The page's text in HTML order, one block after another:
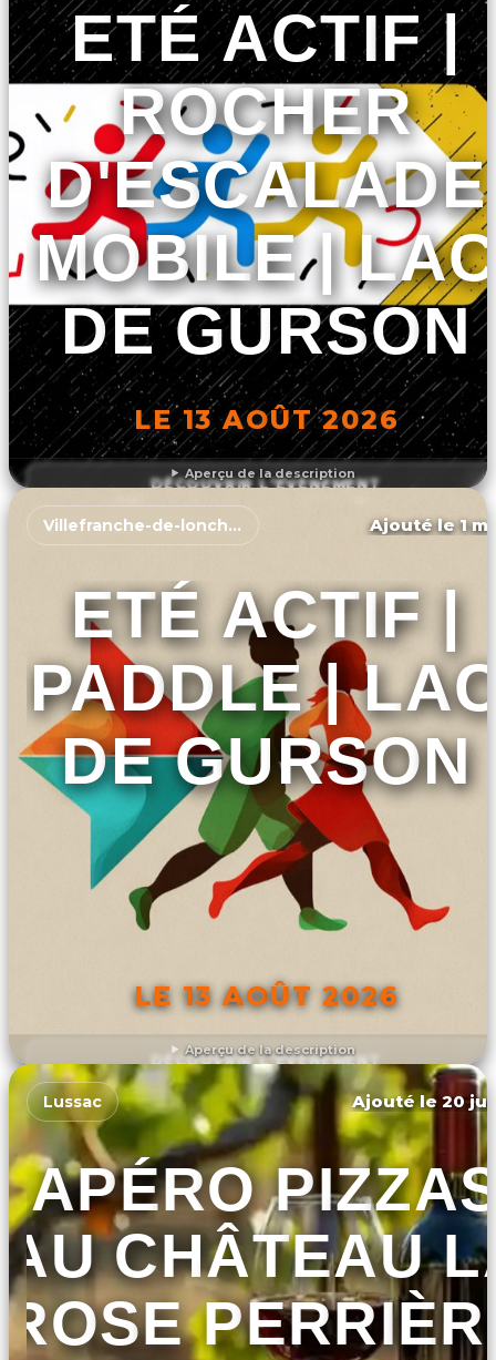
Aperçu de la description
ETÉ ACTIF |
ROCHER
D'ESCALADE
MOBILE | LAC
DE GURSON
LE 13 AOÛT 2026
DÉCOUVRIR L'ÉVÉNEMENT
Aperçu de la description
Villefranche-de-lonchat Ajouté le 1
ETÉ ACTIF |
PADDLE |
DE GURSON
LE 13 AOÛT 2026
DÉCOUVRIR L'ÉVÉNEMENT
Lussac Ajouté le 20
APÉRO
AU CHÂTEAU
ROSE